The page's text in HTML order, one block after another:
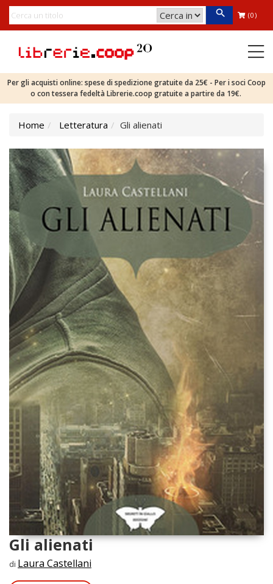
(0)
Per gli acquisti online: spese di spedizione gratuite da 25€ - Per i soci Coop
o con tessera fedeltà Librerie.coop gratuite a partire da 19€.
Home Letteratura Gli alienati
Gli alienati
di Laura Castellani